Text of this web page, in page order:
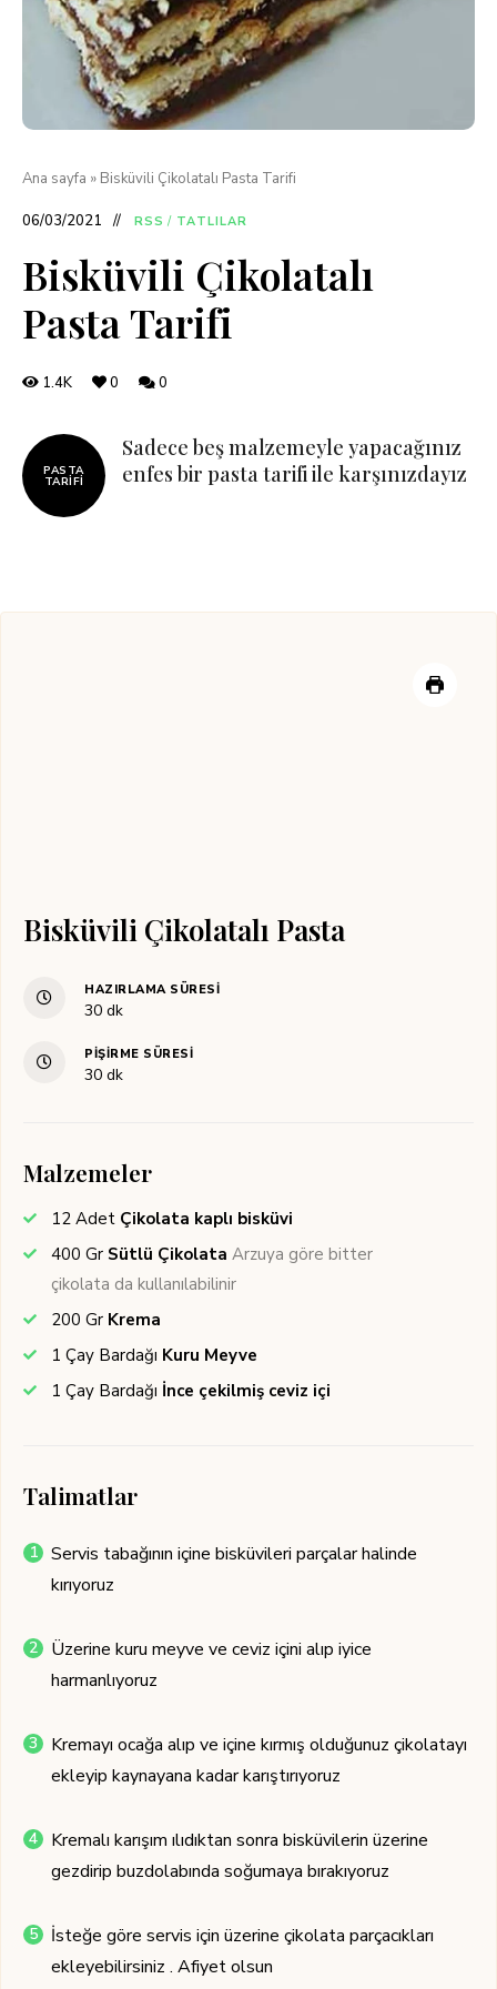
Ana sayfa » Bisküvili Çikolatalı Pasta Tarifi
06/03/2021 RSS / TATLILAR
Bisküvili Çikolatalı
Pasta Tarifi
1.4K 0 0
PASTA
TARIFI
Sadece beş malzemeyle yapacağınız
enfes bir pasta tarifi ile karşınızdayız
Bisküvili Çikolatalı Pasta
HAZIRLAMA SÜRESI
30dakika
dk
PIŞIRME SÜRESI
30dakika
dk
Malzemeler
12 Adet Çikolata kaplı bisküvi
400 Gr Sütlü Çikolata Arzuya göre bitter
çikolata da kullanılabilinir
200 Gr Krema
1 Çay Bardağı Kuru Meyve
1 Çay Bardağı İnce çekilmiş ceviz içi
Talimatlar
Servis tabağının içine bisküvileri parçalar halinde
kırıyoruz
Üzerine kuru meyve ve ceviz içini alıp iyice
harmanlıyoruz
Kremayı ocağa alıp ve içine kırmış olduğunuz çikolatayı
ekleyip kaynayana kadar karıştırıyoruz
Kremalı karışım ılıdıktan sonra bisküvilerin üzerine
gezdirip buzdolabında soğumaya bırakıyoruz
İsteğe göre servis için üzerine çikolata parçacıkları
ekleyebilirsiniz . Afiyet olsun